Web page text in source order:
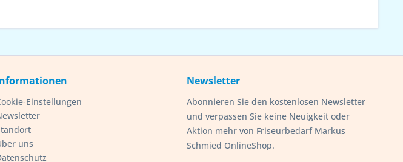
Einstellungen
uns
Newsletter
Abonnieren Sie den kostenlosen Newsletter
und verpassen Sie keine Neuigkeit oder
Aktion mehr von Friseurbedarf Markus
Schmied OnlineShop.